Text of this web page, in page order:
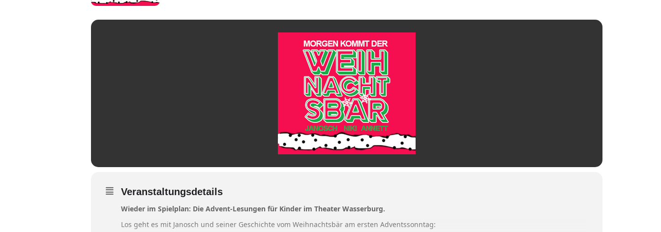
Veranstaltungsdetails
Wieder im Spielplan: Die Advent-Lesungen für Kinder im Theater Wasserburg.
Los geht es mit Janosch und seiner Geschichte vom Weihnachtsbär am ersten Adventssonntag: